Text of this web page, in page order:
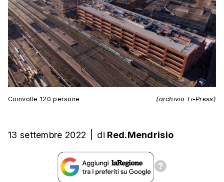
Coinvolte 120 persone (archivio Ti-Press)
13 settembre 2022 di Red.Mendrisio